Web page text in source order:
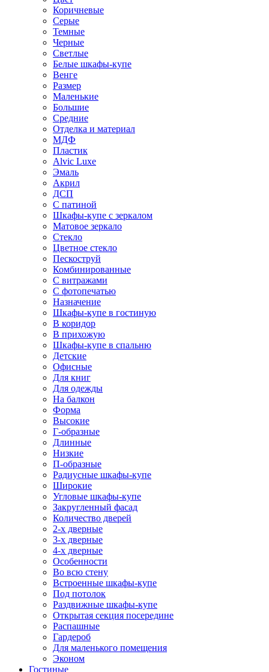
Коричневые
Серые
Темные
Черные
Светлые
Белые шкафы-купе
Венге
Размер
Маленькие
Большие
Средние
Отделка и материал
МДФ
Пластик
Alvic Luxe
Эмаль
Акрил
ДСП
С патиной
Шкафы-купе с зеркалом
Матовое зеркало
Стекло
Цветное стекло
Пескоструй
Комбинированные
С витражами
С фотопечатью
Назначение
Шкафы-купе в гостиную
В коридор
В прихожую
Шкафы-купе в спальню
Детские
Офисные
Для книг
Для одежды
На балкон
Форма
Высокие
Г-образные
Длинные
Низкие
П-образные
Радиусные шкафы-купе
Широкие
Угловые шкафы-купе
Закругленный фасад
Количество дверей
2-х дверные
3-х дверные
4-х дверные
Особенности
Во всю стену
Встроенные шкафы-купе
Под потолок
Раздвижные шкафы-купе
Открытая секция посередине
Распашные
Гардероб
Для маленького помещения
Эконом
Гостиные